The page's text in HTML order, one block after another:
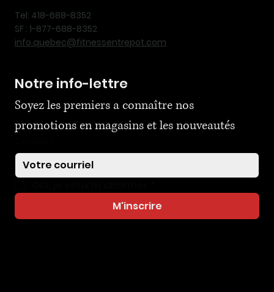
Tel: 418-688-8352
SF : 1-877-688-8352
info.quebec@fitnessentrepot.com
Notre info-lettre
Soyez les premiers a connaître nos
promotions en magasins et les nouveautés
M'inscrire